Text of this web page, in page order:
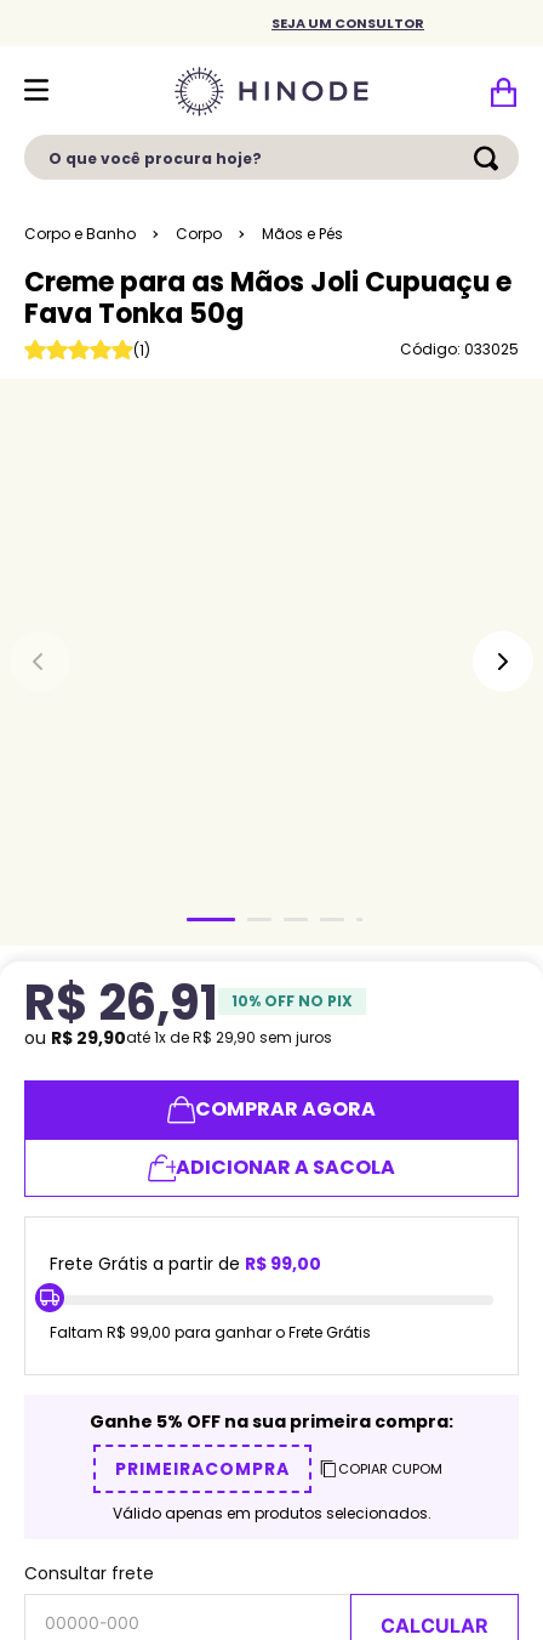
SEJA UM CONSULTOR
O que você procura hoje?
Corpo e Banho Corpo Mãos e Pés
Creme para as Mãos Joli Cupuaçu e
Fava Tonka 50g
(1) Código: 033025
R$ 26,91 10% OFF NO PIX
ou R$ 29,90até1x deR$ 29,90 sem juros
COMPRAR AGORA
ADICIONAR A SACOLA
Frete Grátis a partir de R$ 99,00
Faltam R$ 99,00 para ganhar o Frete Grátis
Ganhe 5% OFF na sua primeira compra:
PRIMEIRACOMPRA
COPIAR CUPOM
Válido apenas em produtos selecionados.
Consultar frete
CALCULAR